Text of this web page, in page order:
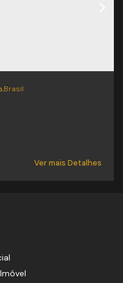
,Brasil
Ver mais Detalhes